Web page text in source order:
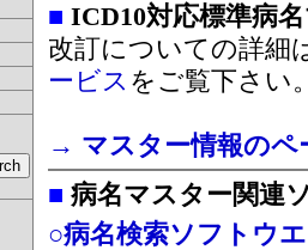
■ ICD10対応標準病
改訂についての詳細
ービス をご覧下さい
→ マスター情報のペ
■ 病名マスター関連
○病名検索ソフトウ